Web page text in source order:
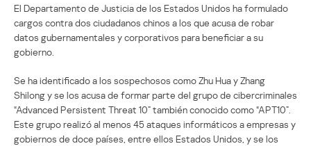
El Departamento de Justicia de los Estados Unidos ha formulado
cargos contra dos ciudadanos chinos a los que acusa de robar
datos gubernamentales y corporativos para beneficiar a su
gobierno.
Se ha identificado a los sospechosos como Zhu Hua y Zhang
Shilong y se los acusa de formar parte del grupo de cibercriminales
“Advanced Persistent Threat 10” también conocido como “APT10”.
Este grupo realizó al menos 45 ataques informáticos a empresas y
gobiernos de doce países, entre ellos Estados Unidos, y se los